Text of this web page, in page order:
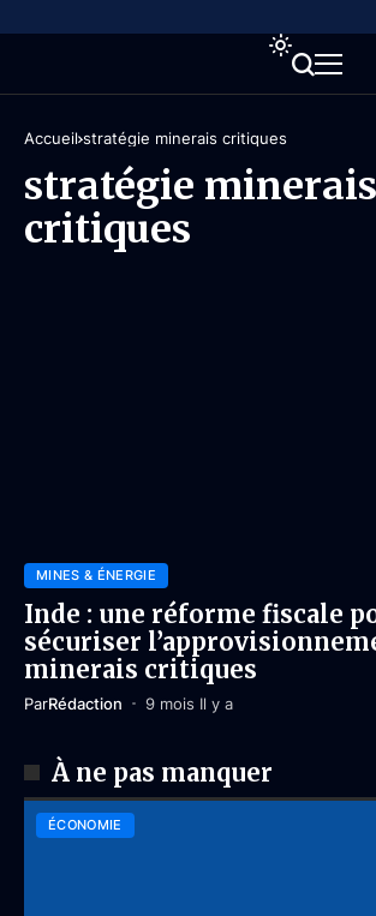
Accueil stratégie minerais critiques
stratégie minerais
critiques
MINES & ÉNERGIE
Inde : une réforme fiscale
sécuriser
minerais critiques
ParRédaction 9 mois Il y a
À ne pas manquer
ÉCONOMIE